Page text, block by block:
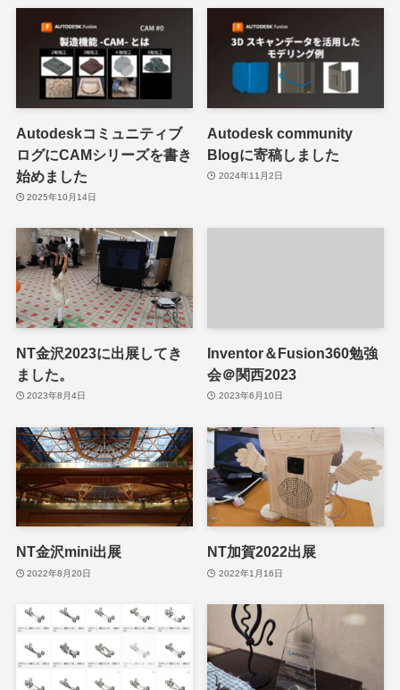
Autodeskコミュニティブ
ログにCAMシリーズを書き
始めました
2025年10月14日
Autodesk community
Blogに寄稿しました
2024年11月2日
NT金沢2023に出展してき
ました。
2023年8月4日
Inventor＆Fusion360勉強
会＠関西2023
2023年6月10日
NT金沢mini出展
2022年8月20日
NT加賀2022出展
2022年1月16日